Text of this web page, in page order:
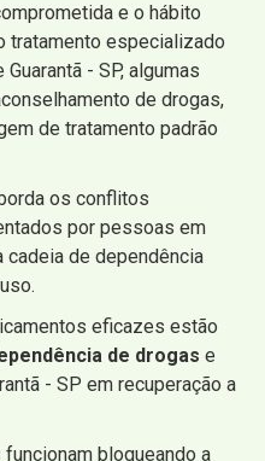
e o hábito
tratamento especializado
- SP, algumas
de drogas,
de tratamento padrão
os conflitos
por pessoas em
cadeia de dependência
eficazes estão
de drogas e
- SP em recuperação a
bloqueando a